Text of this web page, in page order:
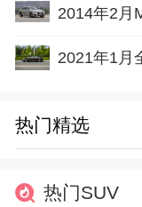
2014年2月
2021年1月
热门精选
热门SUV